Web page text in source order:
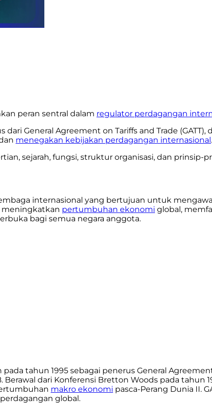
peran sentral dalam regulator perdagangan
dari General Agreement on Tariffs and Trade
menegakan kebijakan perdagangan internasional.
sejarah, fungsi, struktur organisasi, dan prinsip-
internasional yang bertujuan untuk
meningkatkan pertumbuhan ekonomi global,
bagi semua negara anggota.
tahun 1995 sebagai penerus General
Berawal dari Konferensi Bretton Woods pada
makro ekonomi pasca-Perang Dunia II.
global.